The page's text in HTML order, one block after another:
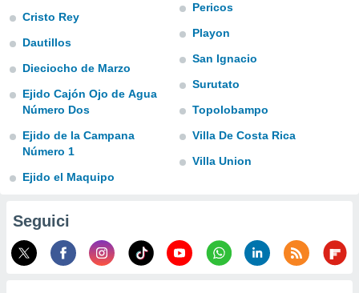
ci
di
il
la
esso.
Cristo Rey
Dautillos
Dieciocho de Marzo
Ejido Cajón Ojo de Agua
Número Dos
Ejido de la Campana
Número 1
Ejido el Maquipo
Pericos
Playon
San Ignacio
Surutato
Topolobampo
Villa De Costa Rica
Villa Union
Seguici